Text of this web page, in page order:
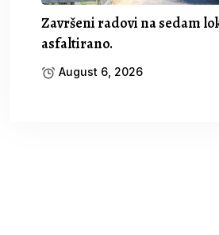
Završeni radovi na sedam
asfaltirano.
August 6, 2026